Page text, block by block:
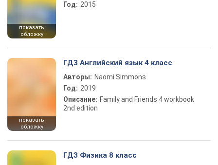
показать
обложку
Год: 2015
показать
обложку
ГДЗ Английский язык 4 класс
Авторы: Naomi Simmons
Год: 2019
Описание: Family and Friends 4 workbook
2nd edition
ГДЗ Физика 8 класс